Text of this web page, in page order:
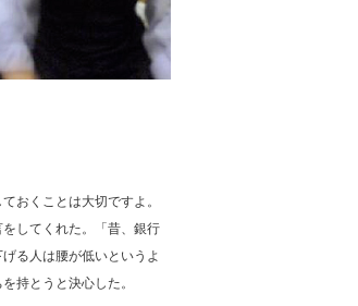
おくことは大切ですよ。
してくれた。「昔、銀行
る人は腰が低いというよ
持とうと決心した。